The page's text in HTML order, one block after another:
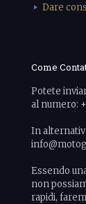
Dare
Come
Potete
al numero:
In
Essendo
non
rapidi,